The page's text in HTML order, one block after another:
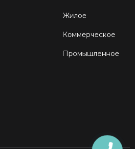
Жилое
Коммерческое
Промышленное